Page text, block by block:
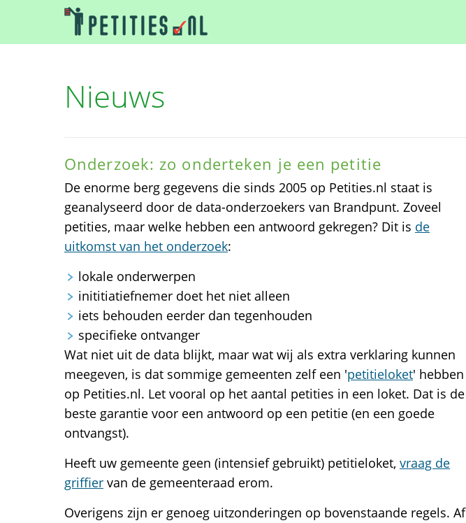
Nieuws
Onderzoek: zo onderteken je een petitie
De enorme berg gegevens die sinds 2005 op Petities.nl staat is
geanalyseerd door de data-onderzoekers van Brandpunt. Zoveel
petities, maar welke hebben een antwoord gekregen? Dit is de
uitkomst van het onderzoek:
lokale onderwerpen
inititiatiefnemer doet het niet alleen
iets behouden eerder dan tegenhouden
specifieke ontvanger
Wat niet uit de data blijkt, maar wat wij als extra verklaring kunnen
meegeven, is dat sommige gemeenten zelf een 'petitieloket' hebben
op Petities.nl. Let vooral op het aantal petities in een loket. Dat is de
beste garantie voor een antwoord op een petitie (en een goede
ontvangst).
Heeft uw gemeente geen (intensief gebruikt) petitieloket, vraag de
griffier van de gemeenteraad erom.
Overigens zijn er genoeg uitzonderingen op bovenstaande regels. Af